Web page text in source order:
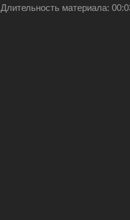
Длительность материала: